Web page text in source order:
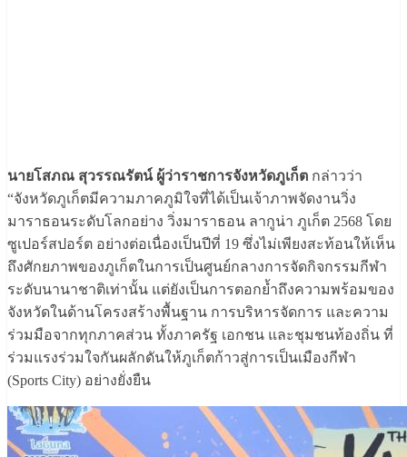
นายโสภณ สุวรรณรัตน์ ผู้ว่าราชการจังหวัดภูเก็ต กล่าวว่า
“จังหวัดภูเก็ตมีความภาคภูมิใจที่ได้เป็นเจ้าภาพจัดงานวิ่ง
มาราธอนระดับโลกอย่าง วิ่งมาราธอน ลากูน่า ภูเก็ต 2568 โดย
ซูเปอร์สปอร์ต อย่างต่อเนื่องเป็นปีที่ 19 ซึ่งไม่เพียงสะท้อนให้เห็น
ถึงศักยภาพของภูเก็ตในการเป็นศูนย์กลางการจัดกิจกรรมกีฬา
ระดับนานาชาติเท่านั้น แต่ยังเป็นการตอกย้ำถึงความพร้อมของ
จังหวัดในด้านโครงสร้างพื้นฐาน การบริหารจัดการ และความ
ร่วมมือจากทุกภาคส่วน ทั้งภาครัฐ เอกชน และชุมชนท้องถิ่น ที่
ร่วมแรงร่วมใจกันผลักดันให้ภูเก็ตก้าวสู่การเป็นเมืองกีฬา
(Sports City) อย่างยั่งยืน